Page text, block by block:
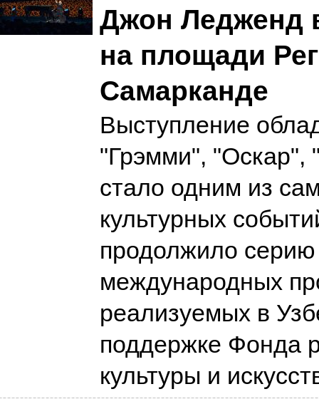
Джон Ледженд
на площади
Самарканде
Выступление
"Грэмми", "Оскар",
стало одним из
культурных
продолжило серию
международных
реализуемых в
поддержке Фонда
культуры и